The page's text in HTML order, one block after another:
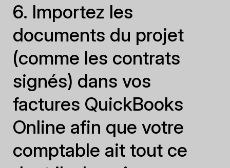
6. Importez les
documents du projet
(comme les contrats
signés) dans vos
factures QuickBooks
Online afin que votre
comptable ait tout ce